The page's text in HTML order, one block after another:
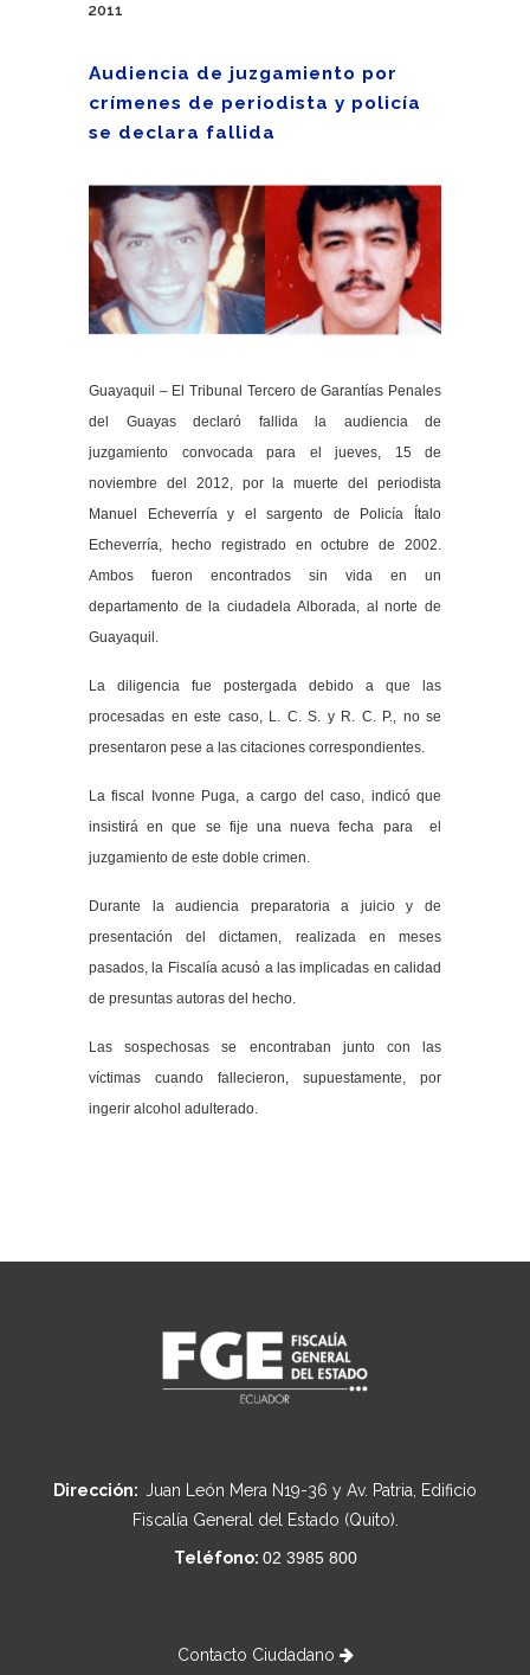
2011
Audiencia de juzgamiento por
crímenes de periodista y policía
se declara fallida
Guayaquil – El Tribunal Tercero de Garantías Penales
del Guayas declaró fallida la audiencia de
juzgamiento convocada para el jueves, 15 de
noviembre del 2012, por la muerte del periodista
Manuel Echeverría y el sargento de Policía Ítalo
Echeverría, hecho registrado en octubre de 2002.
Ambos fueron encontrados sin vida en un
departamento de la ciudadela Alborada, al norte de
Guayaquil.
La diligencia fue postergada debido a que las
procesadas en este caso, L. C. S. y R. C. P., no se
presentaron pese a las citaciones correspondientes.
La fiscal Ivonne Puga, a cargo del caso, indicó que
insistirá en que se fije una nueva fecha para el
juzgamiento de este doble crimen.
Durante la audiencia preparatoria a juicio y de
presentación del dictamen, realizada en meses
pasados, la Fiscalía acusó a las implicadas en calidad
de presuntas autoras del hecho.
Las sospechosas se encontraban junto con las
víctimas cuando fallecieron, supuestamente, por
ingerir alcohol adulterado.
Dirección: Juan León Mera N19-36 y Av. Patria, Edificio
Fiscalía General del Estado (Quito).
Teléfono: 02 3985 800
Contacto Ciudadano